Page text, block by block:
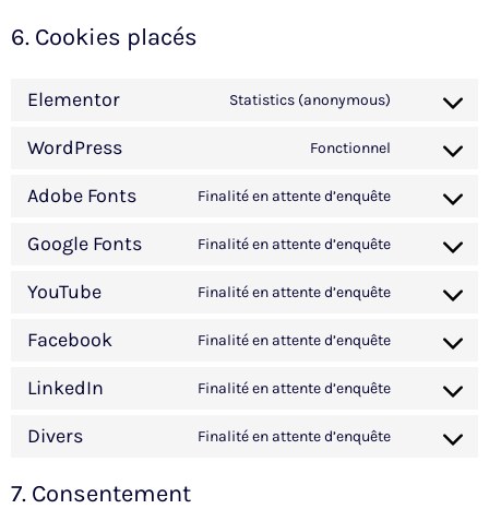
6. Cookies placés
Elementor Statistics (anonymous)
WordPress Fonctionnel
Adobe Fonts Finalité en attente d’enquête
Google Fonts Finalité en attente d’enquête
YouTube Finalité en attente d’enquête
Facebook Finalité en attente d’enquête
LinkedIn Finalité en attente d’enquête
Divers Finalité en attente d’enquête
7. Consentement